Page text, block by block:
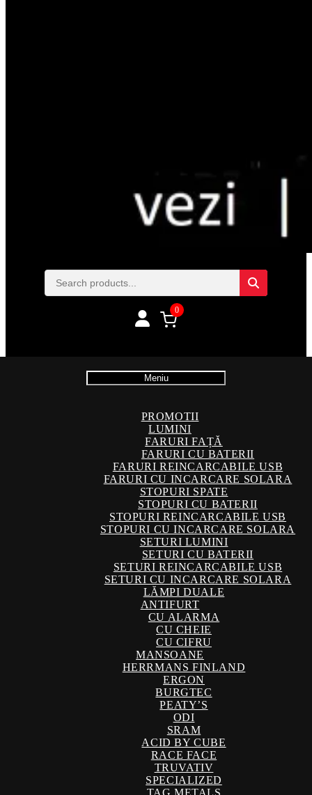
0
Meniu
PROMOTII
LUMINI
FARURI FAȚĂ
FARURI CU BATERII
FARURI REINCARCABILE USB
FARURI CU INCARCARE SOLARA
STOPURI SPATE
STOPURI CU BATERII
STOPURI REINCARCABILE USB
STOPURI CU INCARCARE SOLARA
SETURI LUMINI
SETURI CU BATERII
SETURI REINCARCABILE USB
SETURI CU INCARCARE SOLARA
LĂMPI DUALE
ANTIFURT
CU ALARMA
CU CHEIE
CU CIFRU
MANSOANE
HERRMANS FINLAND
ERGON
BURGTEC
PEATY’S
ODI
SRAM
ACID BY CUBE
RACE FACE
TRUVATIV
SPECIALIZED
TAG METALS